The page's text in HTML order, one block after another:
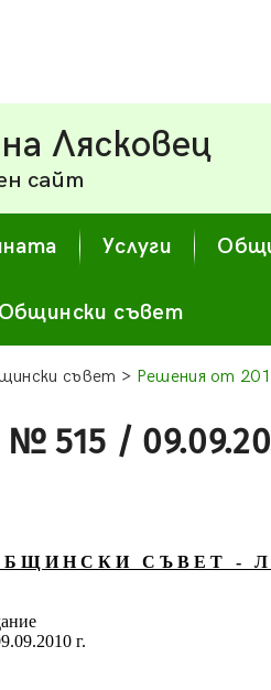
Лясковец
сайт
Услуги
Общински съвет
съвет > Решения от
515 /
Б Щ И Н С К И С Ъ В Е Т - Л
г.